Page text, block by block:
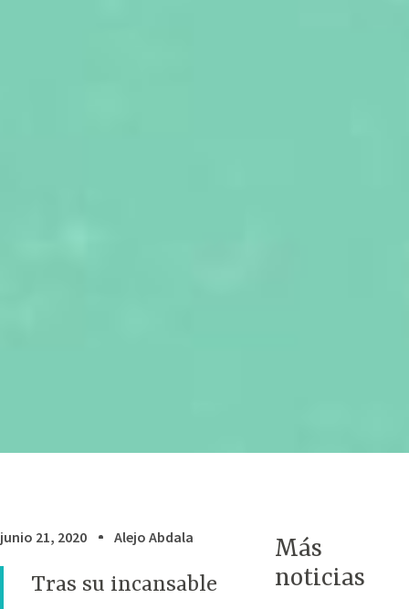
junio 21, 2020 Alejo Abdala
Tras su incansable
Más
noticias